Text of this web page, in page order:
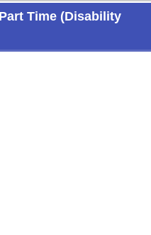
Time (Disability